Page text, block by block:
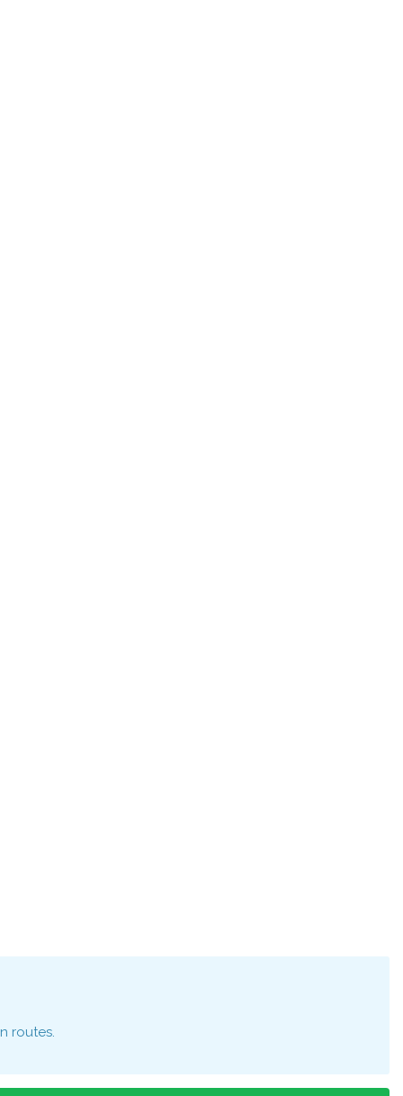
routes.